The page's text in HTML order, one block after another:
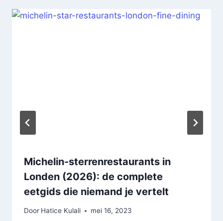
Michelin-sterrenrestaurants in
Londen (2026): de complete
eetgids die niemand je vertelt
Door Hatice Kulali mei 16, 2023